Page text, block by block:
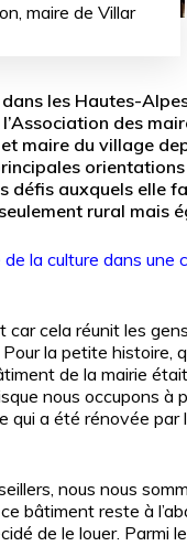
maire de Villar
les Hautes-
des
maire du village
défis auxquels elle
rural mais
la culture dans une
car cela réunit les
la petite histoire,
de la mairie
nous occupons à
qui a été rénovée
nous nous
bâtiment reste à
de le louer. Parmi